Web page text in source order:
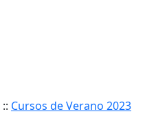
:: Cursos de Verano 2023